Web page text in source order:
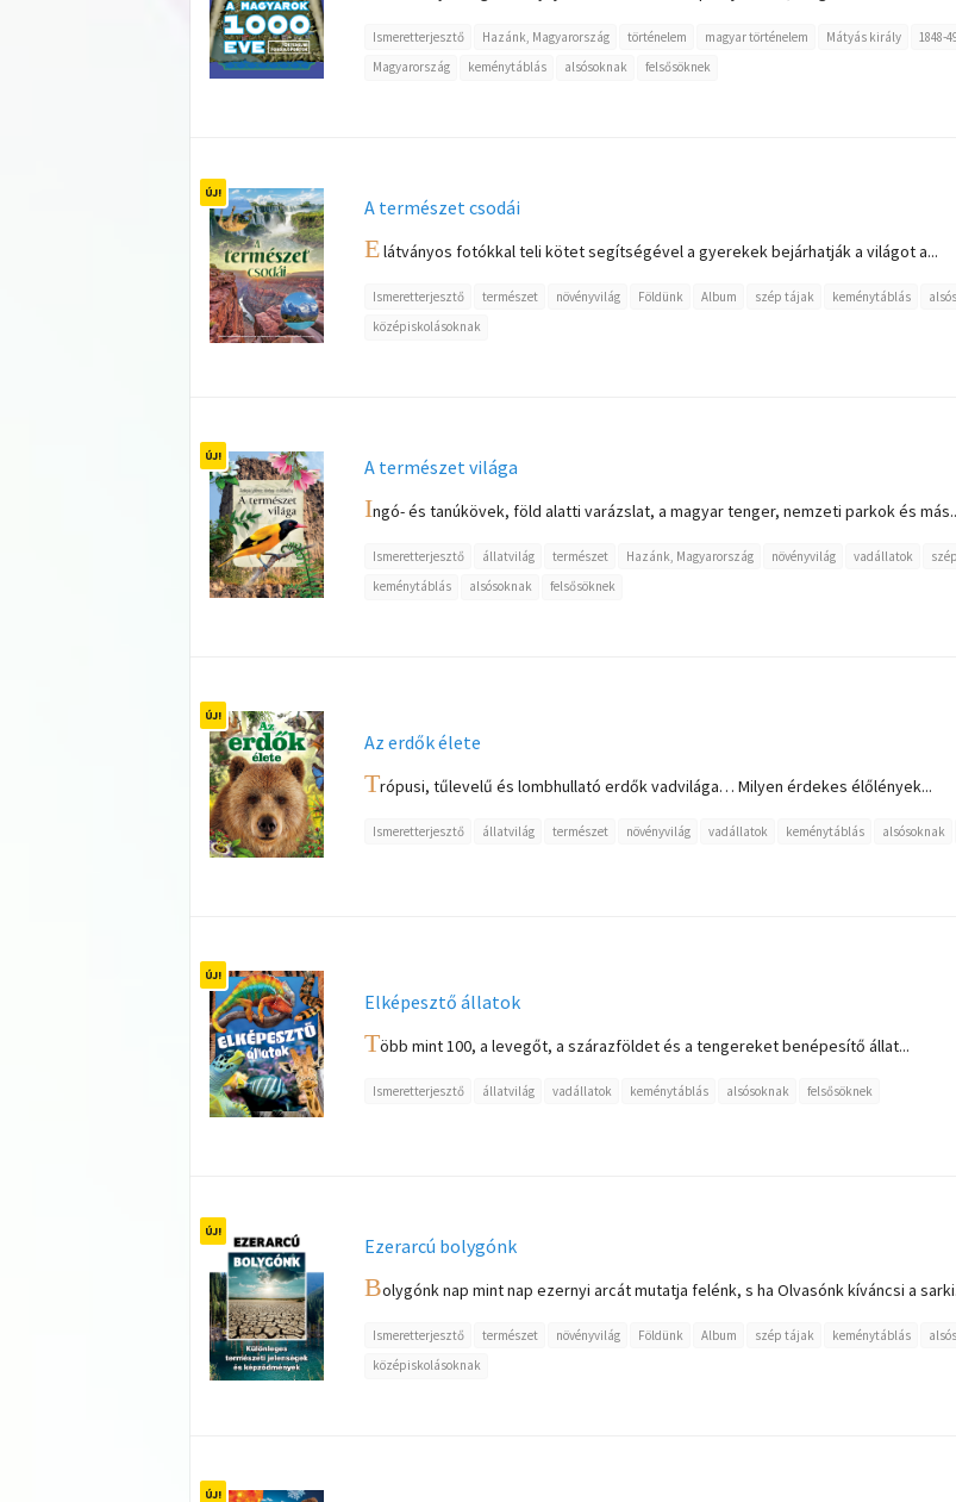
Ismeretterjesztő Hazánk, Magyarország történelem magyar történelem Mátyás király 1848-
Magyarország
keménytáblás alsósoknak felsősöknek
A természet csodái
Elátványos fotókkal teli kötet segítségével a gyerekek bejárhatják a világot a...
Ismeretterjesztő természet növényvilág Földünk Album szép tájak keménytáblás
középiskolásoknak
A természet világa
Ingó- és tanúkövek, föld alatti varázslat, a magyar tenger, nemzeti parkok és
Ismeretterjesztő állatvilág természet Hazánk, Magyarország növényvilág vadállatok
keménytáblás
alsósoknak felsősöknek
Az erdők élete
Trópusi, tűlevelű és lombhullató erdők vadvilága… Milyen érdekes élőlények...
Ismeretterjesztő állatvilág természet növényvilág vadállatok keménytáblás alsósoknak
Elképesztő állatok
Több mint 100, a levegőt, a szárazföldet és a tengereket benépesítő állat...
Ismeretterjesztő állatvilág vadállatok keménytáblás alsósoknak felsősöknek
Ezerarcú bolygónk
Bolygónk nap mint nap ezernyi arcát mutatja felénk, s ha Olvasónk kíváncsi a
Ismeretterjesztő természet növényvilág Földünk Album szép tájak keménytáblás
középiskolásoknak